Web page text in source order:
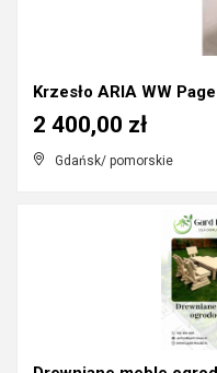
Krzesło ARIA WW
Gdańsk/ pomorskie
2 400,00 zł